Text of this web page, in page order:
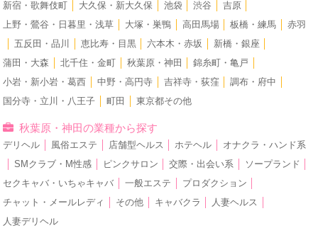
新宿・歌舞伎町 大久保・新大久保 池袋 渋谷 吉原
上野・鶯谷・日暮里・浅草
大塚・巣鴨 高田馬場 板橋・練馬
赤羽
五反田・品川 恵比寿・目黒 六本木・赤坂 新橋・銀座
蒲田・大森
北千住・金町 秋葉原・神田 錦糸町・亀戸
小岩・新小岩・葛西
中野・高円寺 吉祥寺・荻窪 調布・府中
国分寺・立川・八王子
町田 東京都その他
秋葉原・神田の業種から探す
デリヘル 風俗エステ 店舗型ヘルス ホテヘル
オナクラ・ハンド系
SMクラブ・M性感 ピンクサロン 交際・出会い系 ソープランド
セクキャバ・いちゃキャバ
一般エステ プロダクション
チャット・メールレディ
その他 キャバクラ 人妻ヘルス
人妻デリヘル